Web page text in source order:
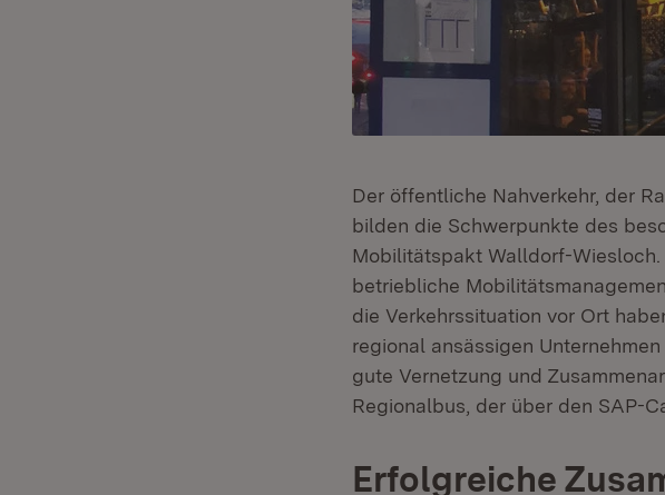
Der öffentliche Nahverkehr, der
bilden die Schwerpunkte des
Mobilitätspakt Walldorf-
betriebliche
die Verkehrssituation vor Ort
regional ansässigen
gute Vernetzung und
Regionalbus, der über den SAP-
Erfolgreiche